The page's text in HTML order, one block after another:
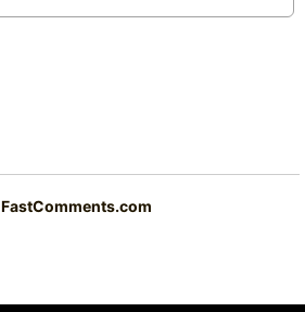
FastComments.com